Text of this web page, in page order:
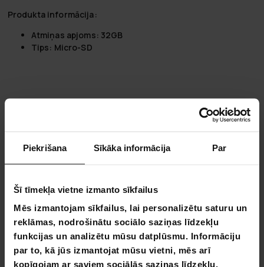
Piekrišana Sīkāka informācija Par
Šī tīmekļa vietne izmanto sīkfailus
Mēs izmantojam sīkfailus, lai personalizētu saturu un
reklāmas, nodrošinātu sociālo saziņas līdzekļu
funkcijas un analizētu mūsu datplūsmu. Informāciju
par to, kā jūs izmantojat mūsu vietni, mēs arī
kopīgojam ar saviem sociālās saziņas līdzekļu,
Produkta informācija:
Atmiņas apjoms: 32GB
Tips: Micro-SD
Balstoties uz 3 autsauksmēm
0
UZRAKSTĪT ATSAUKSMI